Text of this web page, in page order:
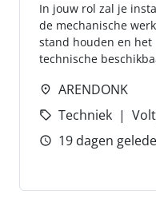
In jouw rol zal je
de mechanische
stand houden en
technische
ARENDONK
Techniek
19 dagen